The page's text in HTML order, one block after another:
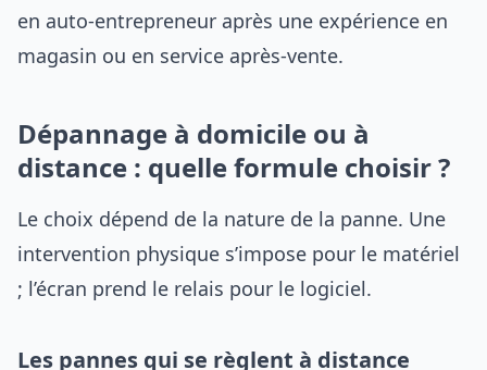
en auto-entrepreneur après une expérience en
magasin ou en service après-vente.
Dépannage à domicile ou à
distance : quelle formule choisir ?
Le choix dépend de la nature de la panne. Une
intervention physique s’impose pour le matériel
; l’écran prend le relais pour le logiciel.
Les pannes qui se règlent à distance